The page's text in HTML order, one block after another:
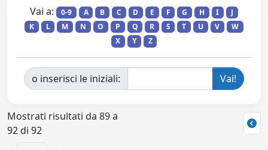
Vai a: 0-9 A B C D E F G H I
J
K
L M N O P Q R S T U V
W
X
Y Z
o inserisci le iniziali:
Mostrati risultati da 89 a
92 di 92